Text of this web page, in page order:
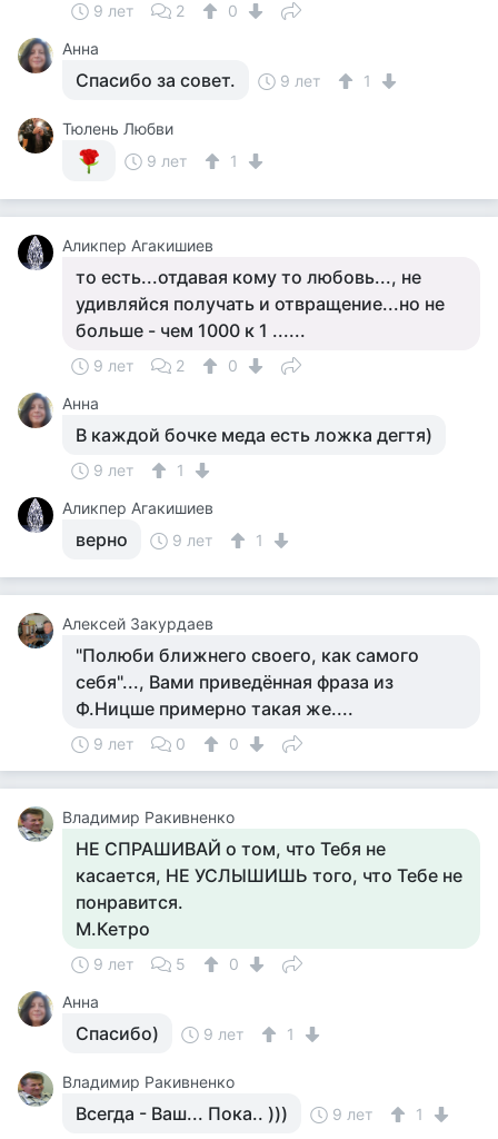
9 лет 2
0
Анна
Спасибо за совет. 9 лет 1
Тюлень Любви
9 лет
1
Аликпер Агакишиев
то есть...отдавая кому то любовь..., не
удивляйся получать и отвращение...но не
больше - чем 1000 к 1 ......
9 лет 2
0
Анна
В каждой бочке меда есть ложка дегтя)
9 лет
1
Аликпер Агакишиев
верно 9 лет 1
Алексей Закурдаев
"Полюби ближнего своего, как самого
себя"..., Вами приведённая фраза из
Ф.Ницше примерно такая же....
9 лет 0 0
Владимир Ракивненко
НЕ СПРАШИВАЙ о том, что Тебя не
касается, НЕ УСЛЫШИШЬ того, что Тебе не
понравится.
М.Кетро
9 лет 5
0
Анна
Спасибо) 9 лет 1
Владимир Ракивненко
Всегда - Ваш... Пока.. ))) 9 лет 1